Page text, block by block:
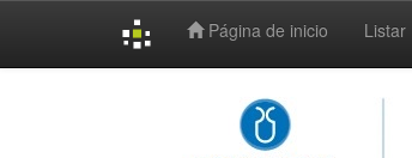
Página de inicio Listar